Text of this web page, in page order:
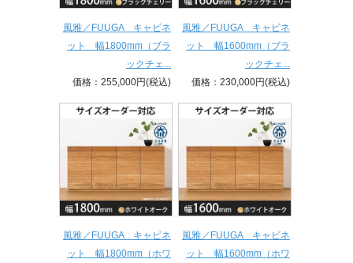
風雅／FUUGA キャビネ
ット 幅1800mm（ブラ
ックチェ...
価格：255,000円(税込)
風雅／FUUGA キャビネ
ット 幅1600mm（ブラ
ックチェ...
価格：230,000円(税込)
風雅／FUUGA キャビネ
ット 幅1800mm（ホワ
風雅／FUUGA キャビネ
ット 幅1600mm（ホワ